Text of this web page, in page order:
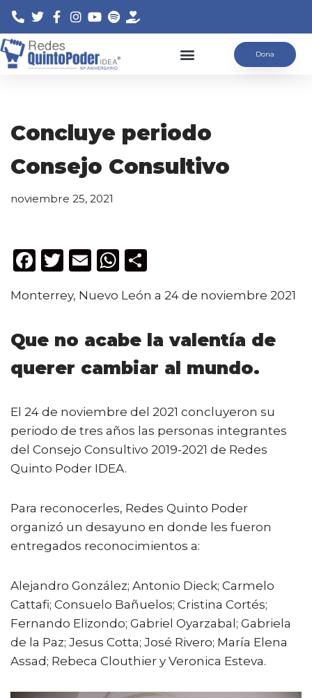
Saltar
al
Dona
Concluye periodo
Consejo Consultivo
noviembre 25, 2021
F
c
b
o
k
T
it
r
E
ai
W
a
ts
A
p
m
p
ar
ti
Monterrey, Nuevo León a 24 de noviembre 2021
Que no acabe la valentía de
querer cambiar al mundo.
El 24 de noviembre del 2021 concluyeron su
periodo de tres años las personas integrantes
del Consejo Consultivo 2019-2021 de Redes
Quinto Poder IDEA.
Para reconocerles, Redes Quinto Poder
organizó un desayuno en donde les fueron
entregados reconocimientos a:
Alejandro González; Antonio Dieck; Carmelo
Cattafi; Consuelo Bañuelos; Cristina Cortés;
Fernando Elizondo; Gabriel Oyarzabal; Gabriela
de la Paz; Jesus Cotta; José Rivero; María Elena
Assad; Rebeca Clouthier y Veronica Esteva.